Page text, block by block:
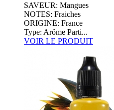
SAVEUR: Mangues
NOTES: Fraiches
ORIGINE: France
Type: Arôme Parti...
VOIR LE PRODUIT